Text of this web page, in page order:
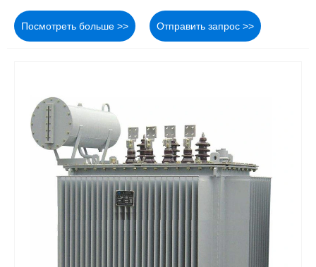
Посмотреть больше >> Отправить запрос >>